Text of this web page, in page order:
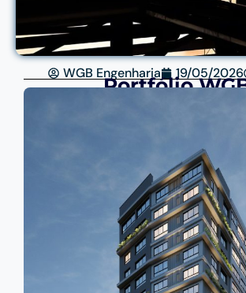
WGB Engenharia 19/05/2026
Portfólio